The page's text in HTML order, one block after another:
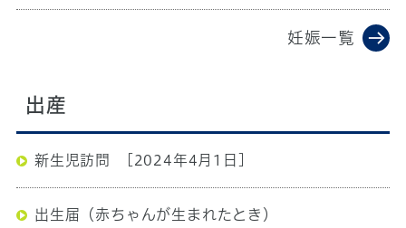
妊娠一覧
出産
新生児訪問 [2024年4月1日]
出生届（赤ちゃんが生まれたとき）